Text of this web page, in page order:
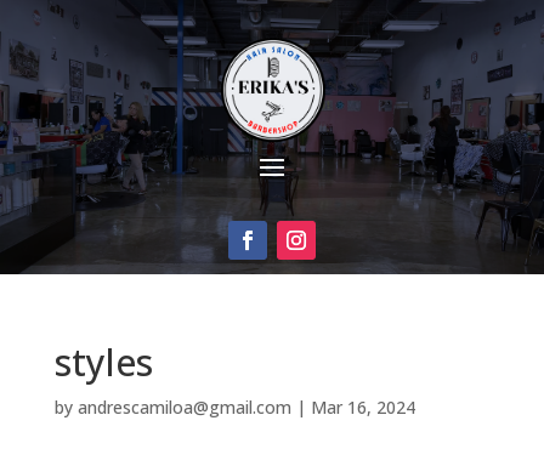
styles
by andrescamiloa@gmail.com | Mar 16, 2024